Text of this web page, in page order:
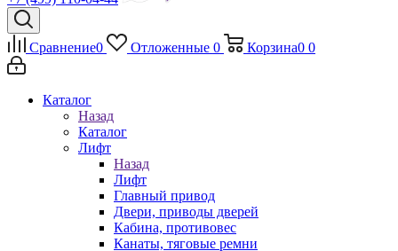
Сравнение0 Отложенные 0 Корзина0 0
Каталог
Назад
Каталог
Лифт
Назад
Лифт
Главный привод
Двери, приводы дверей
Кабина, противовес
Канаты, тяговые ремни